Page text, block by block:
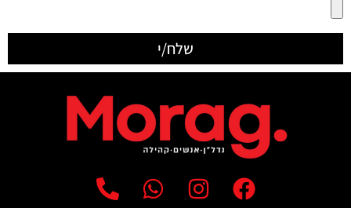
שלח/י